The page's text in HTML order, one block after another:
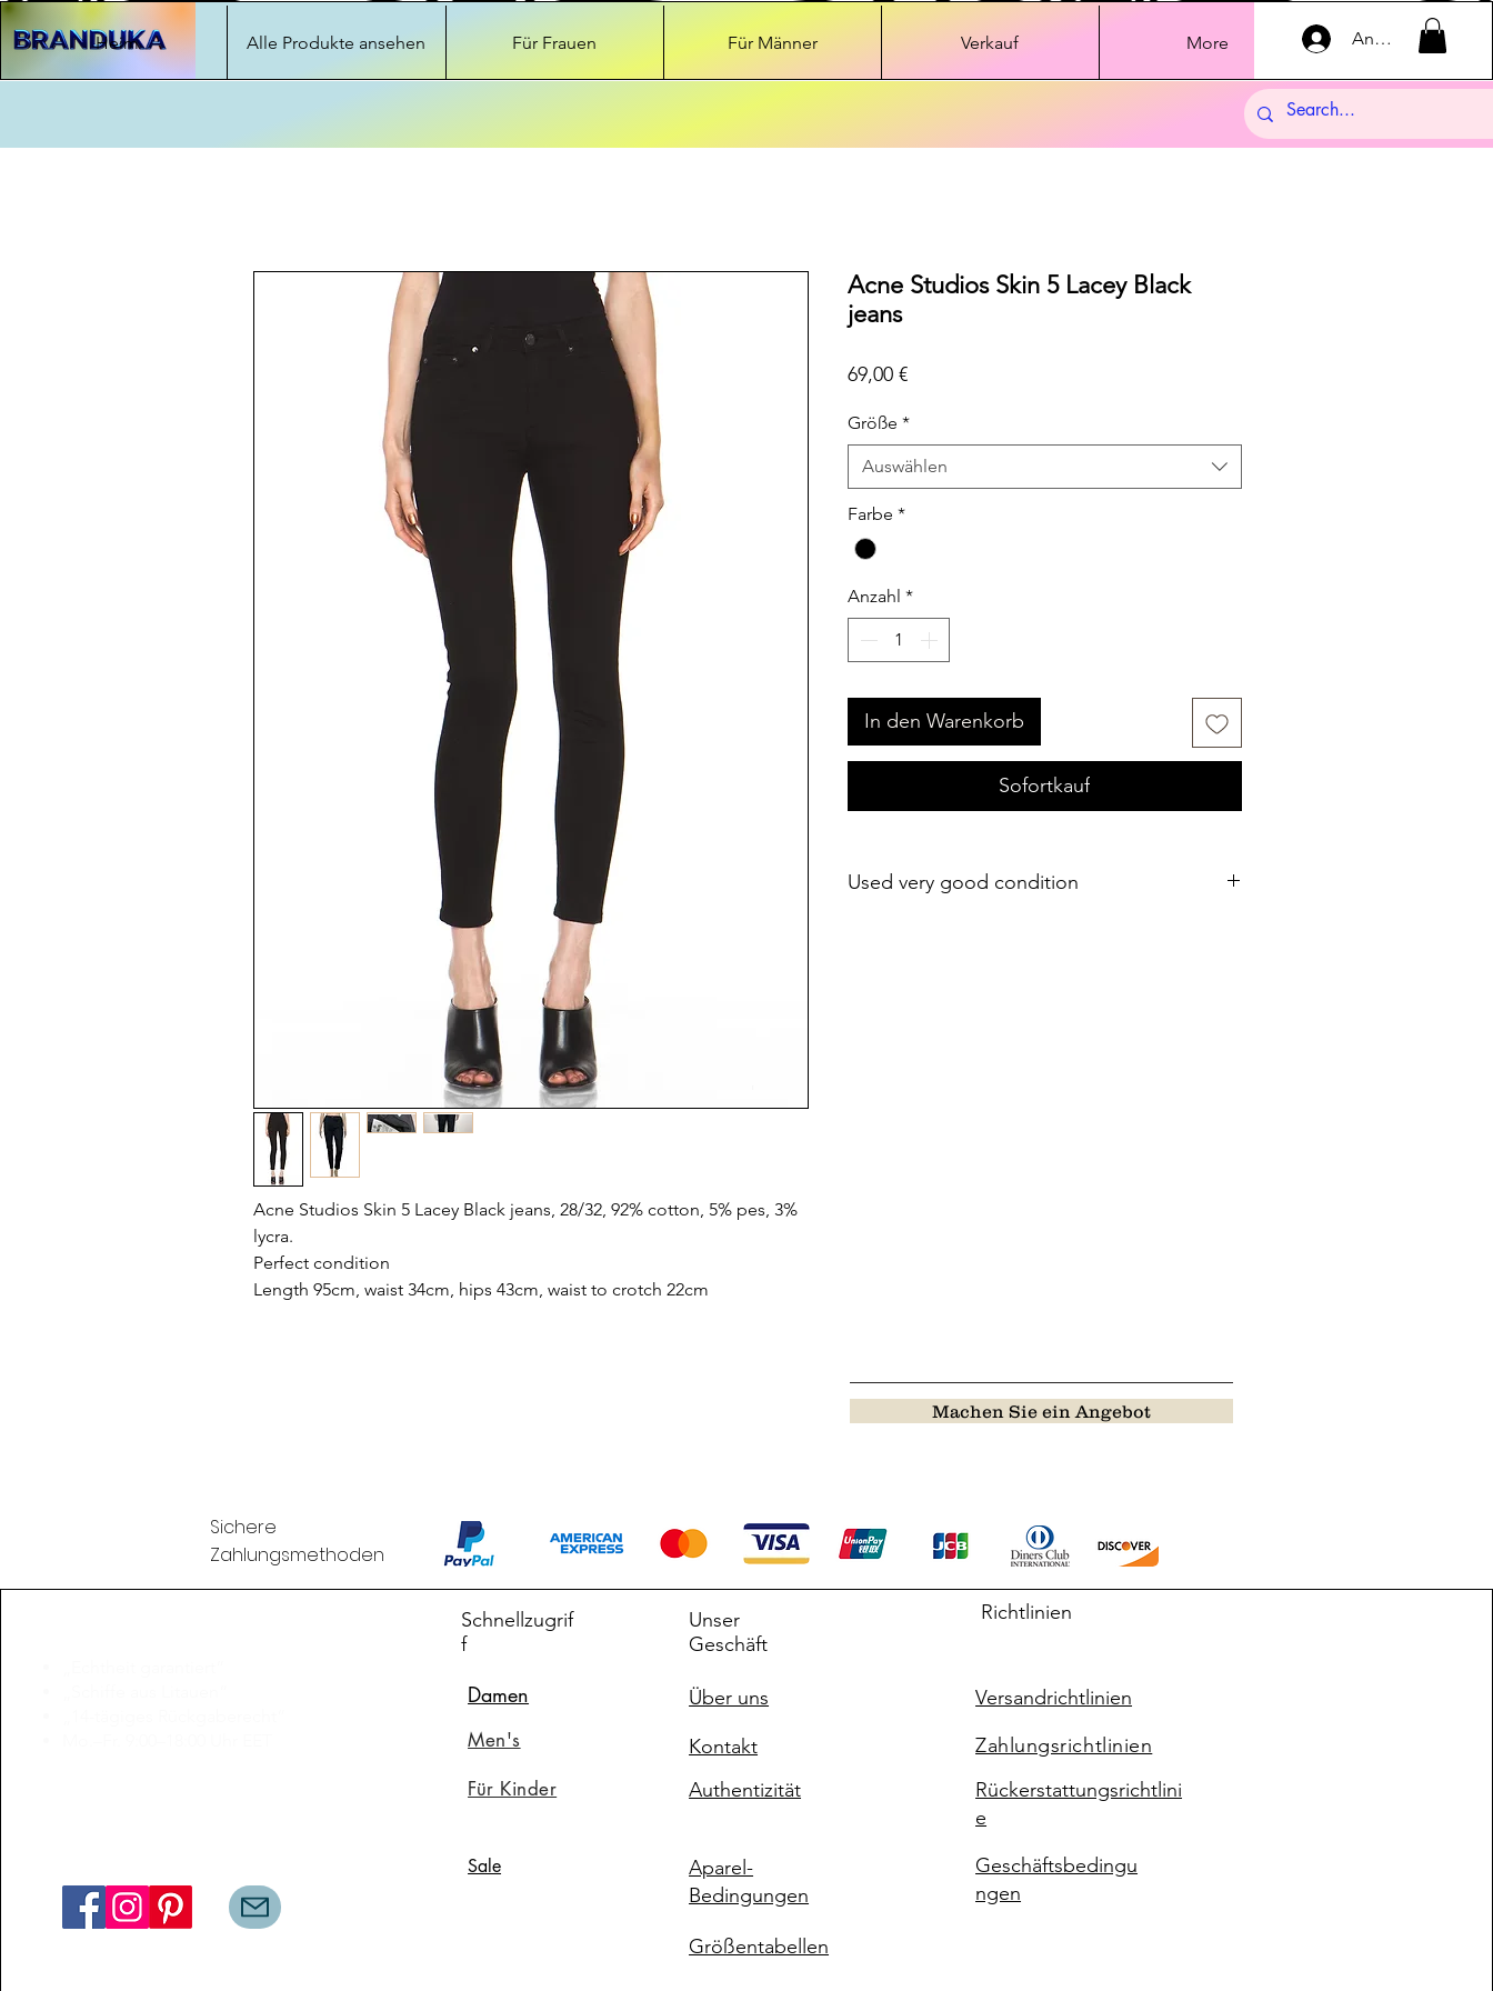
Heim Alle Produkte ansehen Für Frauen Für Männer Verkauf More Anmelden
Acne Studios Skin 5 Lacey Black jeans, 28/32, 92% cotton, 5% pes, 3%
lycra.
Perfect condition
Length 95cm, waist 34cm, hips 43cm, waist to crotch 22cm
Acne Studios Skin 5 Lacey Black
jeans
69,00 €Preis
Größe *
Auswählen
Farbe *
Anzahl *
In den Warenkorb
Sofortkauf
Used very good condition
Machen Sie ein Angebot
Sichere
Zahlungsmethoden
Schnellzugrif
f
Damen
Men's
Für Kinder
Sale
Unser
Geschäft
Über uns
Kontakt
Authentizität
Aparel-
Bedingungen
Richtlinien
Versandrichtlinien
Zahlungsrichtlinien
Rückerstattungsrichtlini
e
Geschäftsbedingu
ngen
Größentabellen